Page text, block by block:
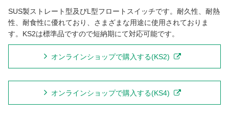
SUS製ストレート型及びL型フロートスイッチです。耐久性、耐熱
性、耐食性に優れており、さまざまな用途に使用されておりま
す。KS2は標準品ですので短納期にて対応可能です。
オンラインショップで購入する(KS2)
オンラインショップで購入する(KS4)